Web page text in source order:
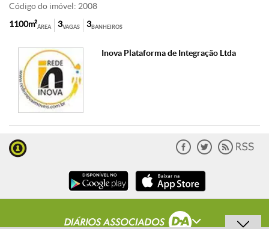
Código do imóvel: 2008
ÁREA
1100m² VAGAS
3 BANHEIROS
3
Inova Plataforma de Integração Ltda